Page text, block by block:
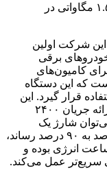
هوآوی از ابرشارژر خودروهای برقی با توان ۱.۵ مگاواتی در
مگاواتی جدید این شرکت اولین
برقی
کامیون‌های
که این دستگاه
قرار گیرد. این
شارژر موقع استفاده از دو خروجی قادر به ارائه جریان ۲۴۰۰
شارژ یک
کامیون برقی را در عرض ۱۵ دقیقه از ۱۰ درصد به ۹۰ درصد رساند،
حدود ۳۰۰ کیلووات ساعت انرژی بوده و
سریع‌تر عمل می‌کند.